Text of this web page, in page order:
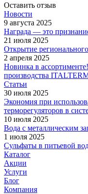
Оставить отзыв
Новости
9 августа 2025
Награда — это
21 июля 2025
Открытие
2 апреля 2025
Новинка в
производства
Статьи
30 июля 2025
Экономия при
терморегуляторов в
10 июля 2025
Вода с металлическим
1 июля 2025
Сульфаты в питьевой
Каталог
Акции
Услуги
Блог
Компания